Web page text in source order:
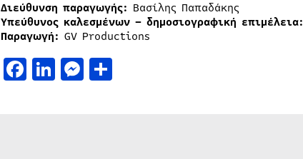
Διεύθυνση παραγωγής: Βασίλης Παπαδάκης
Υπεύθυνος καλεσμένων – δημοσιογραφική επιμέλεια:
Παραγωγή: GV Productions
Facebook
LinkedIn
Messenger
Μοιραστείτε